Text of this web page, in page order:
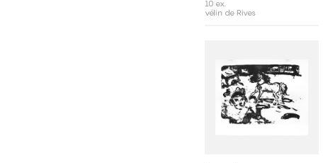
10 ex.
vélin de Rives